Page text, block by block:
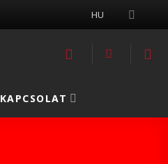
HU
KAPCSOLAT